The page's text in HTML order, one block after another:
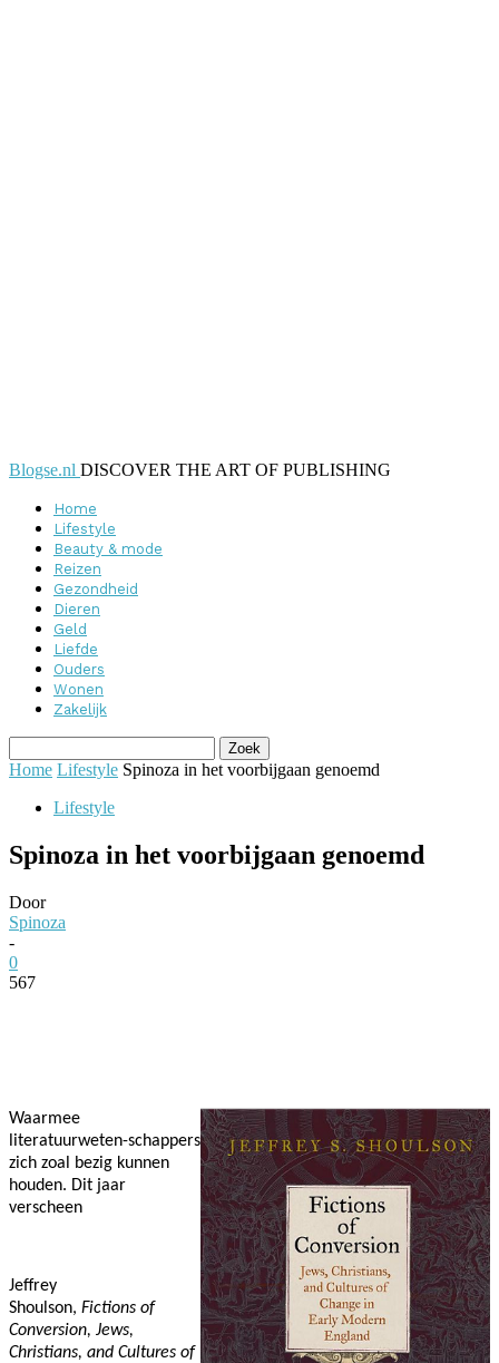
Blogse.nl DISCOVER THE ART OF PUBLISHING
Home
Lifestyle
Beauty & mode
Reizen
Gezondheid
Dieren
Geld
Liefde
Ouders
Wonen
Zakelijk
Home Lifestyle Spinoza in het voorbijgaan genoemd
Lifestyle
Spinoza in het voorbijgaan genoemd
Door
Spinoza
-
0
567
Waarmee
literatuurweten-schappers
zich zoal bezig kunnen
houden. Dit jaar
verscheen
Jeffrey
Shoulson, Fictions of
Conversion, Jews,
Christians, and Cultures of